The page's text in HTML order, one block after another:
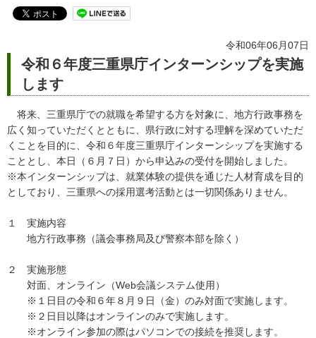
令和06年06月07日
令和６年度三重県庁インターンシップを実施
します
将来、三重県庁での就職を希望する方を対象に、地方行政事務を
広く知っていただくとともに、県行政に対する理解を深めていただ
くことを目的に、令和６年度三重県庁インターンシップを実施する
こととし、本日（６月７日）から申込みの受付を開始しました。
※本インターンシップは、就業体験の提供を通じた人材育成を目的
としており、三重県への採用選考活動とは一切関係ありません。
１ 実施内容
地方行政事務（議会事務局及び警察本部を除く）
２ 実施形態
対面、オンライン（Web会議システム使用）
※１日目の令和６年８月９日（金）のみ対面で実施します。
※２日目以降はオンラインのみで実施します。
※オンライン参加の際はパソコンでの接続を推奨します。